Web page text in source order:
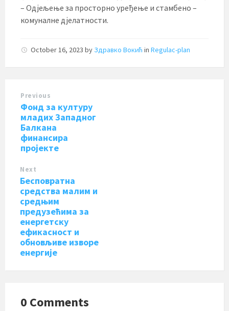
– Одјељење за просторно уређење и стамбено –
комуналне дјелатности.
October 16, 2023 by Здравко Вокић in Regulac-plan
Previous
Фонд за културу
младих Западног
Балкана
финансира
пројекте
Next
Бесповратна
средства малим и
средњим
предузећима за
енергетску
ефикасност и
обновљиве изворе
енергије
0 Comments